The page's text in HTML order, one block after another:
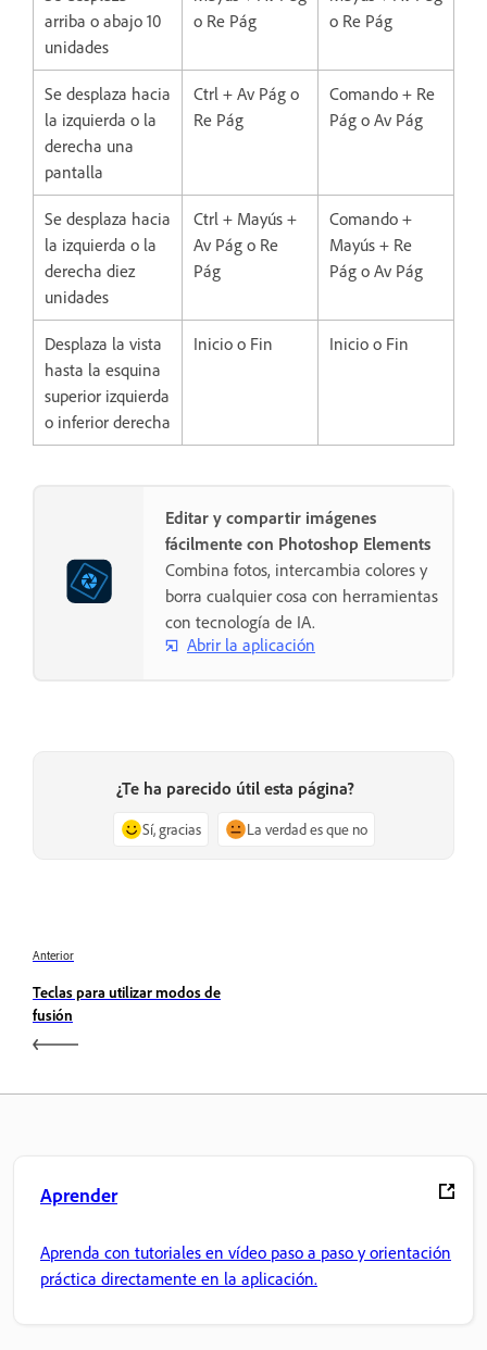
arriba o abajo 10
unidades
o Re Pág
o Re Pág
Se desplaza hacia
la izquierda o la
derecha una
pantalla
Ctrl + Av Pág o
Re Pág
Comando + Re
Pág o Av Pág
Se desplaza hacia
la izquierda o la
derecha diez
unidades
Ctrl + Mayús +
Av Pág o Re
Pág
Comando +
Mayús + Re
Pág o Av Pág
Desplaza la vista
hasta la esquina
superior izquierda
o inferior derecha
Inicio o Fin Inicio o Fin
Editar y compartir imágenes
fácilmente con Photoshop Elements
Combina fotos, intercambia colores y
borra cualquier cosa con herramientas
con tecnología de IA.
Abrir la aplicación
¿Te ha parecido útil esta página?
Sí, gracias La verdad es que no
Anterior
Teclas para utilizar modos de
fusión
Aprender
Aprenda con tutoriales en vídeo paso a paso y orientación
práctica directamente en la aplicación.